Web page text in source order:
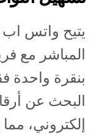
يتيح واتس اب
المباشر مع
بنقرة واحدة
البحث عن
إلكتروني،